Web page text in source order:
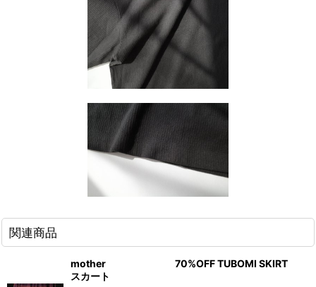
関連商品
mother 70%OFF TUBOMI SKIRT
スカート